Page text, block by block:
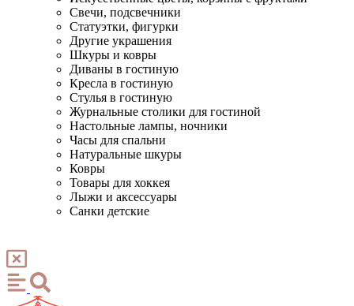
Свечи, подсвечники
Статуэтки, фигурки
Другие украшения
Шкуры и ковры
Диваны в гостиную
Кресла в гостиную
Стулья в гостиную
Журнальные столики для гостиной
Настольные лампы, ночники
Часы для спальни
Натуральные шкуры
Ковры
Товары для хоккея
Лыжи и аксессуары
Санки детские